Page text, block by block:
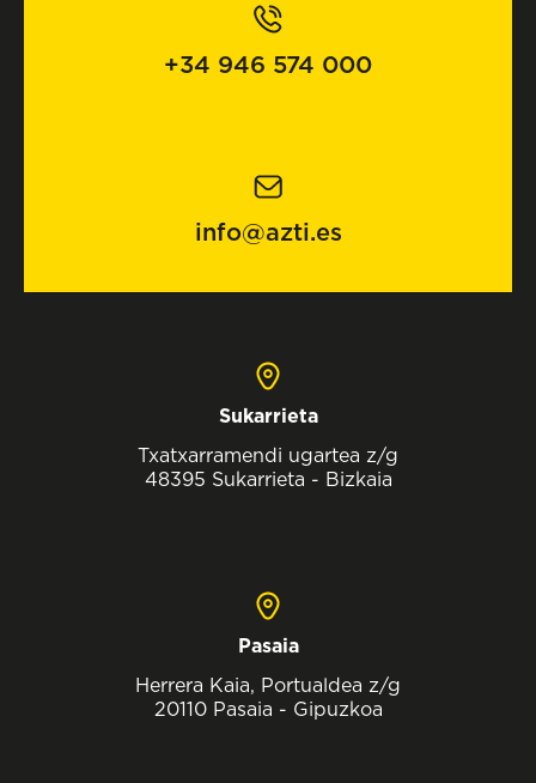
+34 946 574 000
info@azti.es
Sukarrieta
Txatxarramendi ugartea z/g
48395 Sukarrieta - Bizkaia
Pasaia
Herrera Kaia, Portualdea z/g
20110 Pasaia - Gipuzkoa